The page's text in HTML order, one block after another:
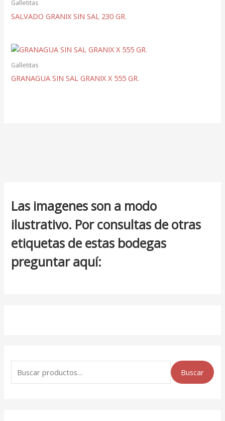
Las imagenes son a modo
ilustrativo. Por consultas de otras
etiquetas de estas bodegas
preguntar aquí:
Buscar
Galletitas
SALVADO GRANIX SIN SAL 230 GR.
Galletitas
GRANAGUA SIN SAL GRANIX X 555 GR.